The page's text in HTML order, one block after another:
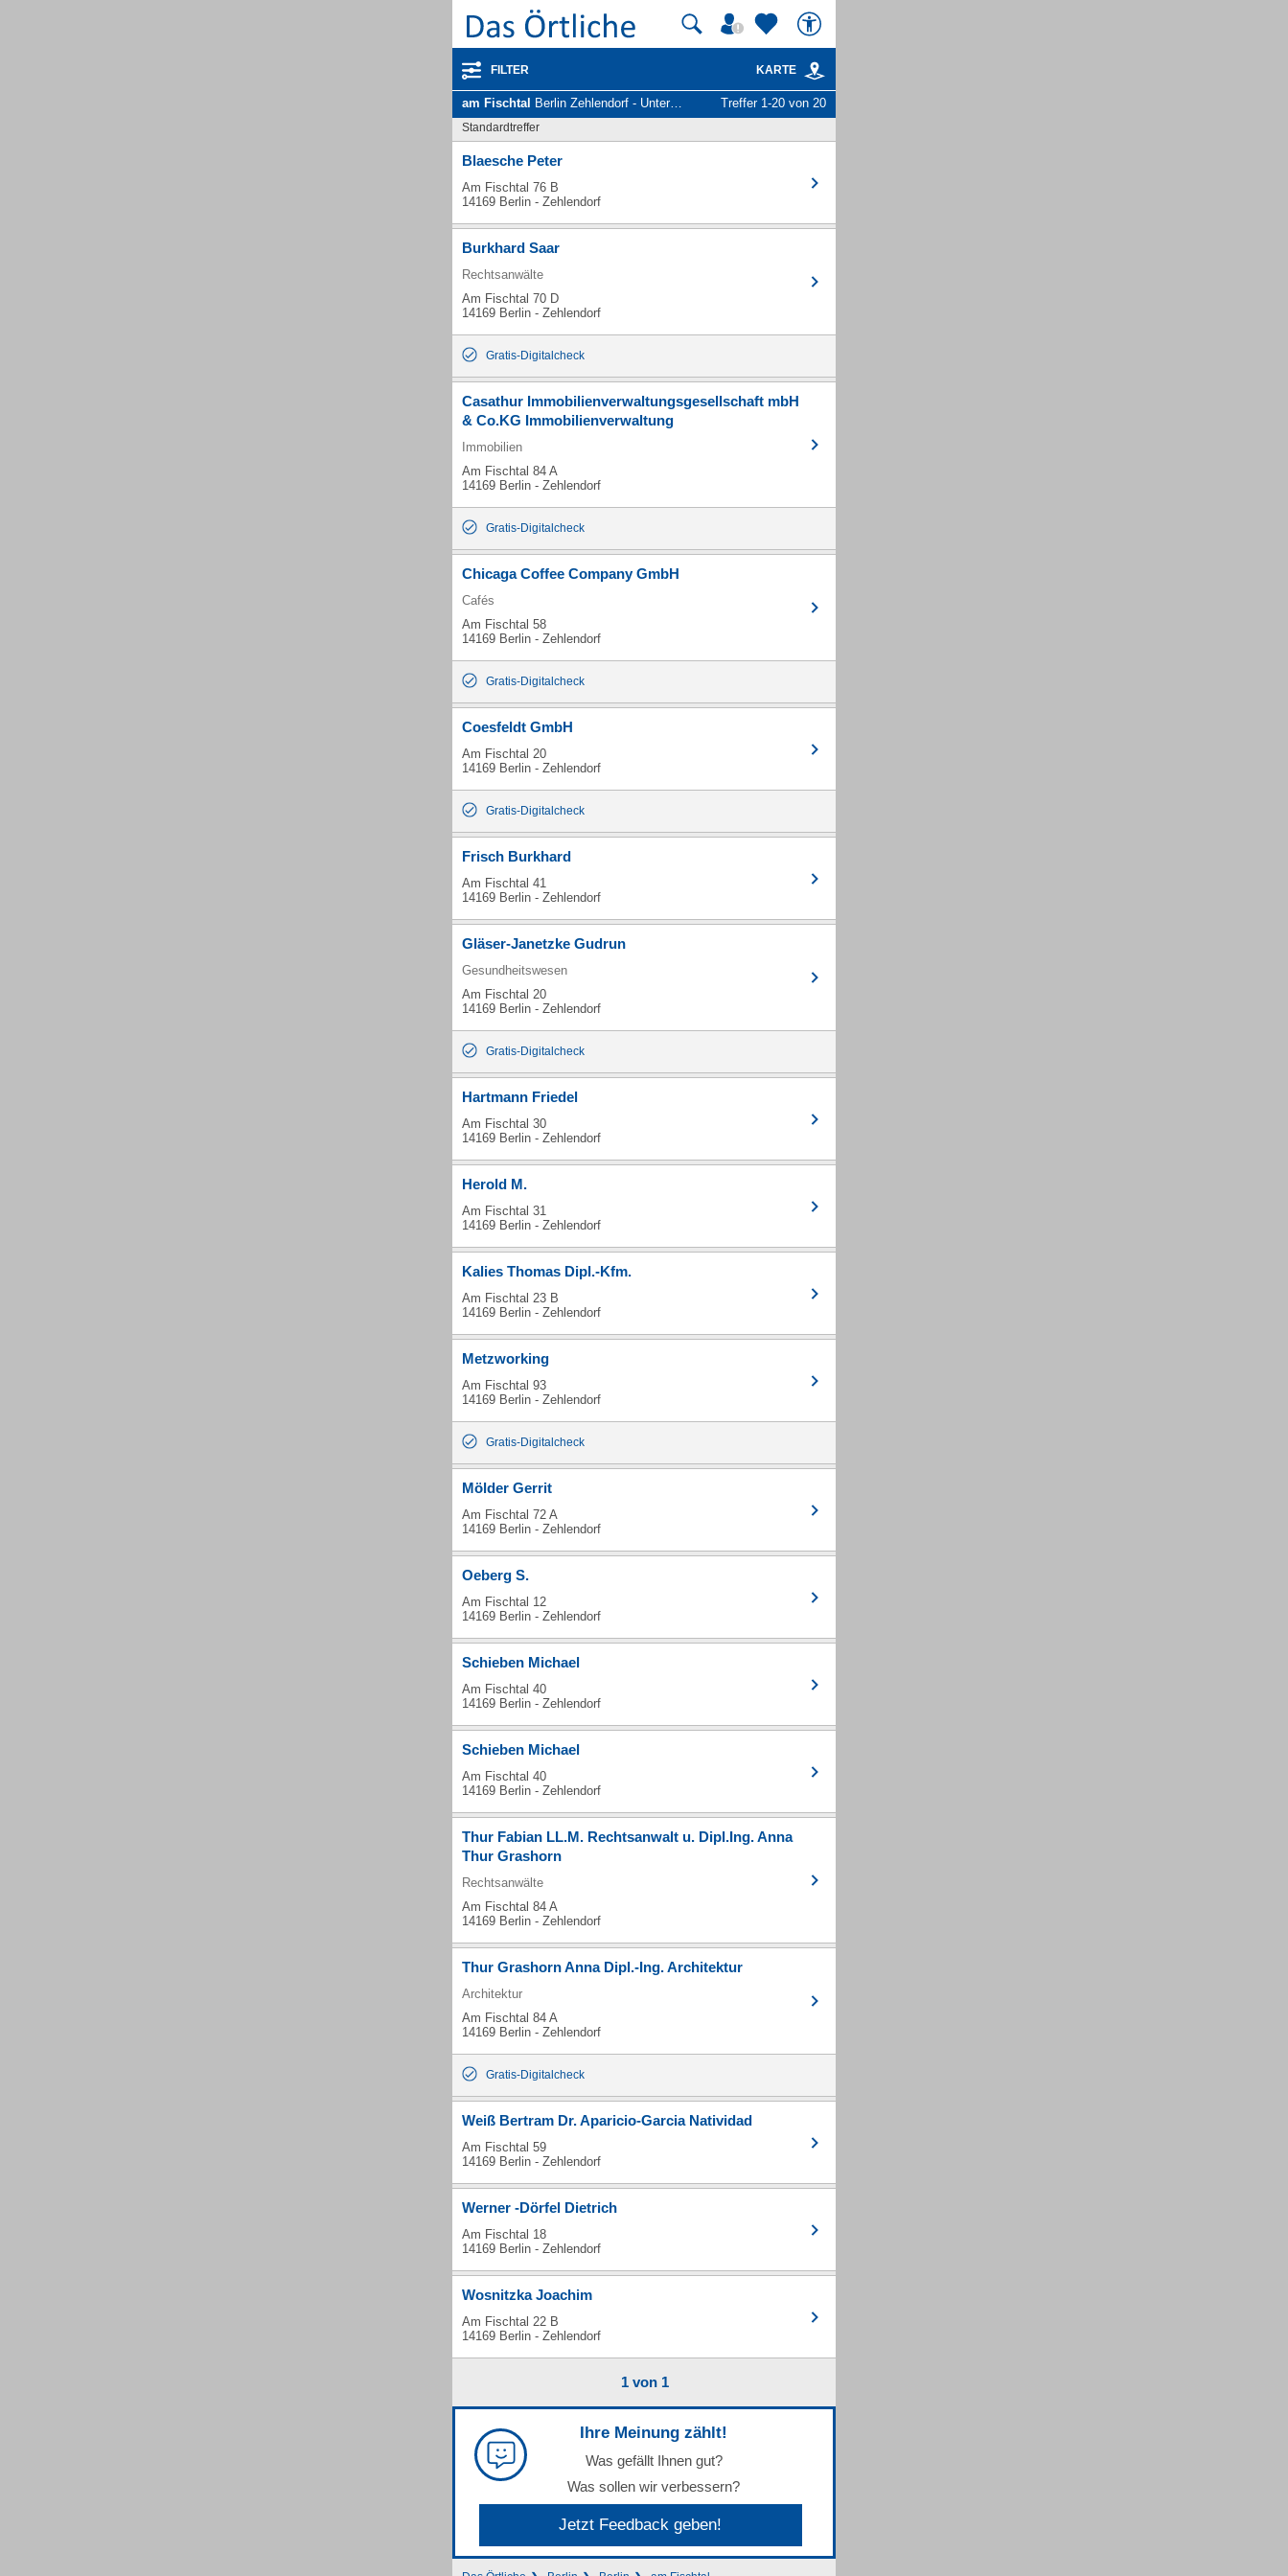
FILTER KARTE
am Fischtal Berlin Zehlendorf - Unternehmen und Personen Treffer 1-20 von 20
Standardtreffer
Blaesche Peter
Am Fischtal 76 B
14169 Berlin - Zehlendorf
Burkhard Saar
Rechtsanwälte
Am Fischtal 70 D
14169 Berlin - Zehlendorf
Gratis-Digitalcheck
Casathur Immobilienverwaltungsgesellschaft mbH
& Co.KG Immobilienverwaltung
Immobilien
Am Fischtal 84 A
14169 Berlin - Zehlendorf
Gratis-Digitalcheck
Chicaga Coffee Company GmbH
Cafés
Am Fischtal 58
14169 Berlin - Zehlendorf
Gratis-Digitalcheck
Coesfeldt GmbH
Am Fischtal 20
14169 Berlin - Zehlendorf
Gratis-Digitalcheck
Frisch Burkhard
Am Fischtal 41
14169 Berlin - Zehlendorf
Gläser-Janetzke Gudrun
Gesundheitswesen
Am Fischtal 20
14169 Berlin - Zehlendorf
Gratis-Digitalcheck
Hartmann Friedel
Am Fischtal 30
14169 Berlin - Zehlendorf
Herold M.
Am Fischtal 31
14169 Berlin - Zehlendorf
Kalies Thomas Dipl.-Kfm.
Am Fischtal 23 B
14169 Berlin - Zehlendorf
Metzworking
Am Fischtal 93
14169 Berlin - Zehlendorf
Gratis-Digitalcheck
Mölder Gerrit
Am Fischtal 72 A
14169 Berlin - Zehlendorf
Oeberg S.
Am Fischtal 12
14169 Berlin - Zehlendorf
Schieben Michael
Am Fischtal 40
14169 Berlin - Zehlendorf
Schieben Michael
Am Fischtal 40
14169 Berlin - Zehlendorf
Thur Fabian LL.M. Rechtsanwalt u. Dipl.Ing. Anna
Thur Grashorn
Rechtsanwälte
Am Fischtal 84 A
14169 Berlin - Zehlendorf
Thur Grashorn Anna Dipl.-Ing. Architektur
Architektur
Am Fischtal 84 A
14169 Berlin - Zehlendorf
Gratis-Digitalcheck
Weiß Bertram Dr. Aparicio-Garcia Natividad
Am Fischtal 59
14169 Berlin - Zehlendorf
Werner -Dörfel Dietrich
Am Fischtal 18
14169 Berlin - Zehlendorf
Wosnitzka Joachim
Am Fischtal 22 B
14169 Berlin - Zehlendorf
1 von 1
Ihre Meinung zählt!
Was gefällt Ihnen gut?
Was sollen wir verbessern?
Jetzt Feedback geben!